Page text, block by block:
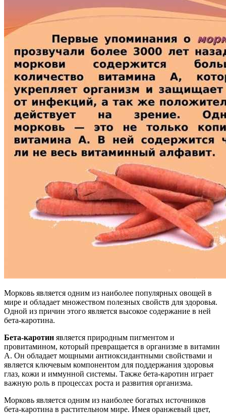
Морковь является одним из наиболее популярных овощей в
мире и обладает множеством полезных свойств для здоровья.
Одной из причин этого является высокое содержание в ней
бета-каротина.
Бета-каротин является природным пигментом и
провитамином, который превращается в организме в витамин
А. Он обладает мощными антиоксидантными свойствами и
является ключевым компонентом для поддержания здоровья
глаз, кожи и иммунной системы. Также бета-каротин играет
важную роль в процессах роста и развития организма.
Морковь является одним из наиболее богатых источников
бета-каротина в растительном мире. Имея оранжевый цвет,